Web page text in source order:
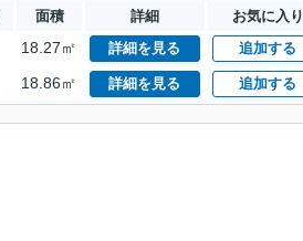
面積 詳細 お気に入り
18.27㎡ 詳細を見る 追加する
18.86㎡ 詳細を見る 追加する